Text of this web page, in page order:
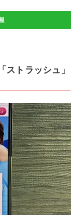
トラッシュ」